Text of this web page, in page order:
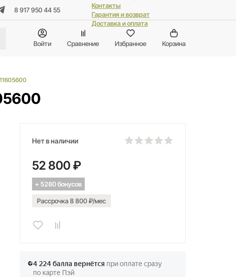
8 917 950 44 55
Контакты
Гарантия и возврат
Доставка и оплата
Войти Сравнение Избранное Корзина
Нет в наличии
52 800 ₽
+ 5280 бонусов
Рассрочка 8 800 ₽/мес